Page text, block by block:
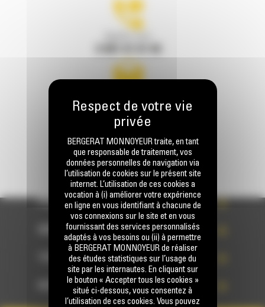
ENVOYER LA DEMANDE
PRODUITS
SERVICES
TECHNOLOGIES
ACCÈS RAPIDES
BERGERAT MONNOYEUR traite, en tant
que responsable de traitement, vos
données personnelles de navigation via
l’utilisation de cookies sur le présent site
internet. L’utilisation de ces cookies a
vocation à (i) améliorer votre expérience
en ligne en vous identifiant à chacune de
vos connexions sur le site et en vous
fournissant des services personnalisés
adaptés à vos besoins ou (ii) à permettre
à BERGERAT MONNOYEUR de réaliser
des études statistiques sur l’usage du
site par les internautes. En cliquant sur
le bouton « Accepter tous les cookies »
situé ci-dessous, vous consentez à
l’utilisation de ces cookies. Vous pouvez